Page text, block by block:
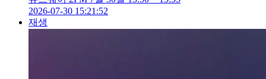
2026-07-30 15:21:52
재생